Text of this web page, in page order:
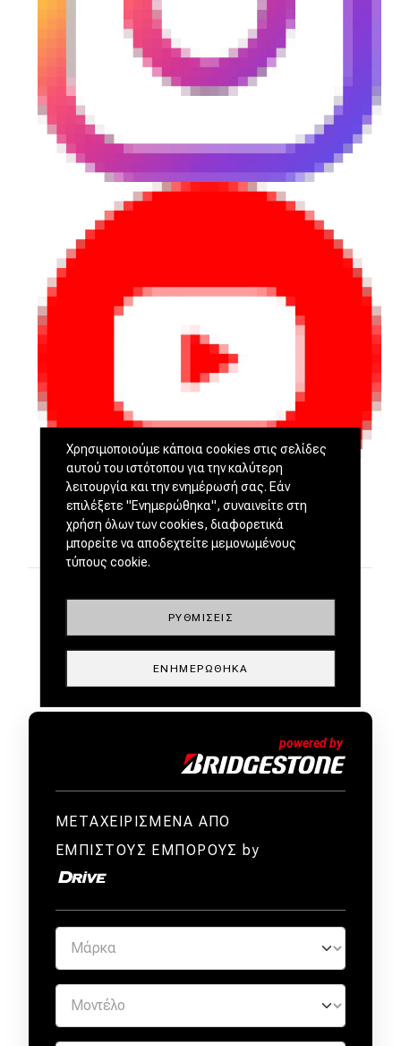
ΜΕΤΑΧΕΙΡΙΣΜΕΝΑ ΑΠΟ
ΕΜΠΙΣΤΟΥΣ ΕΜΠΟΡΟΥΣ by
Χρησιμοποιούμε κάποια cookies στις σελίδες
αυτού του ιστότοπου για την καλύτερη
λειτουργία και την ενημέρωσή σας. Εάν
επιλέξετε "Ενημερώθηκα", συναινείτε στη
χρήση όλων των cookies, διαφορετικά
μπορείτε να αποδεχτείτε μεμονωμένους
τύπους cookie.
ΡΥΘΜΊΣΕΙΣ
ΕΝΗΜΕΡΏΘΗΚΑ